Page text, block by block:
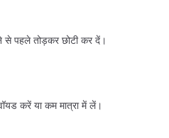
से पहले तोड़कर छोटी कर दें।
करें या कम मात्रा में लें।